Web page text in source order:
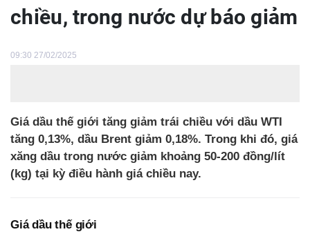
chiều, trong nước dự báo giảm
09:30 27/02/2025
Giá dầu thế giới tăng giảm trái chiều với dầu WTI
tăng 0,13%, dầu Brent giảm 0,18%. Trong khi đó, giá
xăng dầu trong nước giảm khoảng 50-200 đồng/lít
(kg) tại kỳ điều hành giá chiều nay.
Giá dầu thế giới